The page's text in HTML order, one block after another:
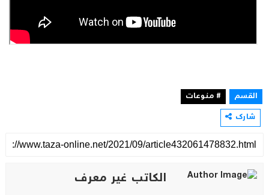
القسم
# منوعات
شارك
الكاتب غير معرف